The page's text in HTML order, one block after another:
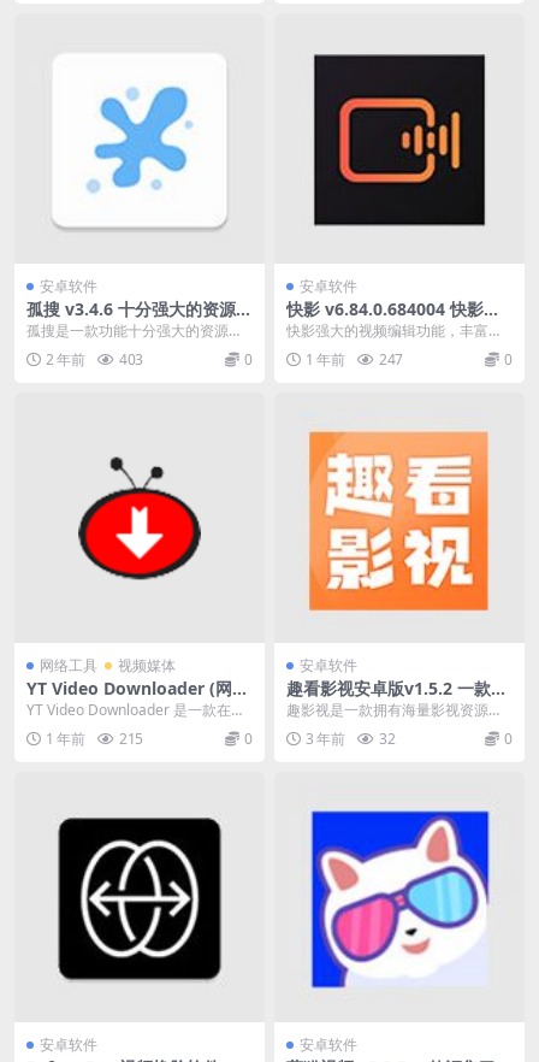
安卓软件
孤搜 v3.4.6 十分强大的资源搜
索软件，解锁下载限制
孤搜是一款功能十分强大的资源搜
索软件。用户想要什么资源就直接
在搜索栏中输入关键词...
2 年前 403 0
安卓软件
快影 v6.84.0.684004 快影强
大的视频编辑功能软件，去广
告去水印版
快影强大的视频编辑功能，丰富的
音乐库、音效库和新式封面，让你
在手机上就能轻松完成...
1 年前 247 0
网络工具 视频媒体
YT Video Downloader (网页
视频下载) v11.23.11 破解便
携式版
YT Video Downloader 是一款在线
视频下载软件。由于该软件不包
含...1 年前 215 0
安卓软件
趣看影视安卓版v1.5.2 一款拥
有海量影视资源的影视播放软
件
趣影视是一款拥有海量影视资源的
影视播放软件。 各种好看的影视资
源都聚集在这里。 ...
3 年前 32 0
安卓软件 安卓软件